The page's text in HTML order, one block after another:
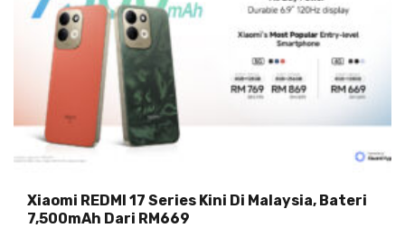
Xiaomi REDMI 17 Series Kini Di Malaysia, Bateri
7,500mAh Dari RM669